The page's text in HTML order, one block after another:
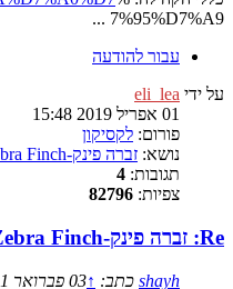
... 7%95%D7%A9
עבור להודעה
על ידי eli_lea
01 אפריל 2019 15:48
פורום: לקסיקון
נושא: זברה פינק-Zebra Finch
תגובות: 4
צפיות: 82796
Re: זברה פינק-Zebra Finch
shayh כתב: ↑03 פברואר 2011 21:43